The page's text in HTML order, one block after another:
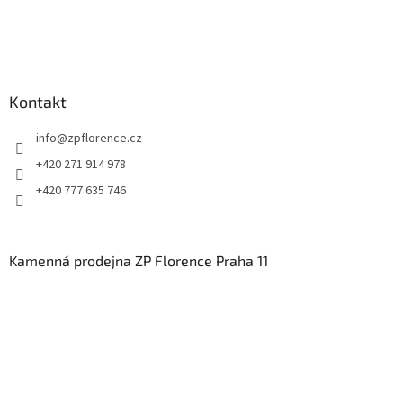
Kontakt
info@zpflorence.cz
+420 271 914 978
+420 777 635 746
Kamenná prodejna ZP Florence Praha 11